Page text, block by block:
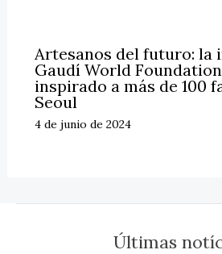
Artesanos del futuro: la
Gaudí World
inspirado a más de 100
Seoul
4 de junio de 2024
Últimas